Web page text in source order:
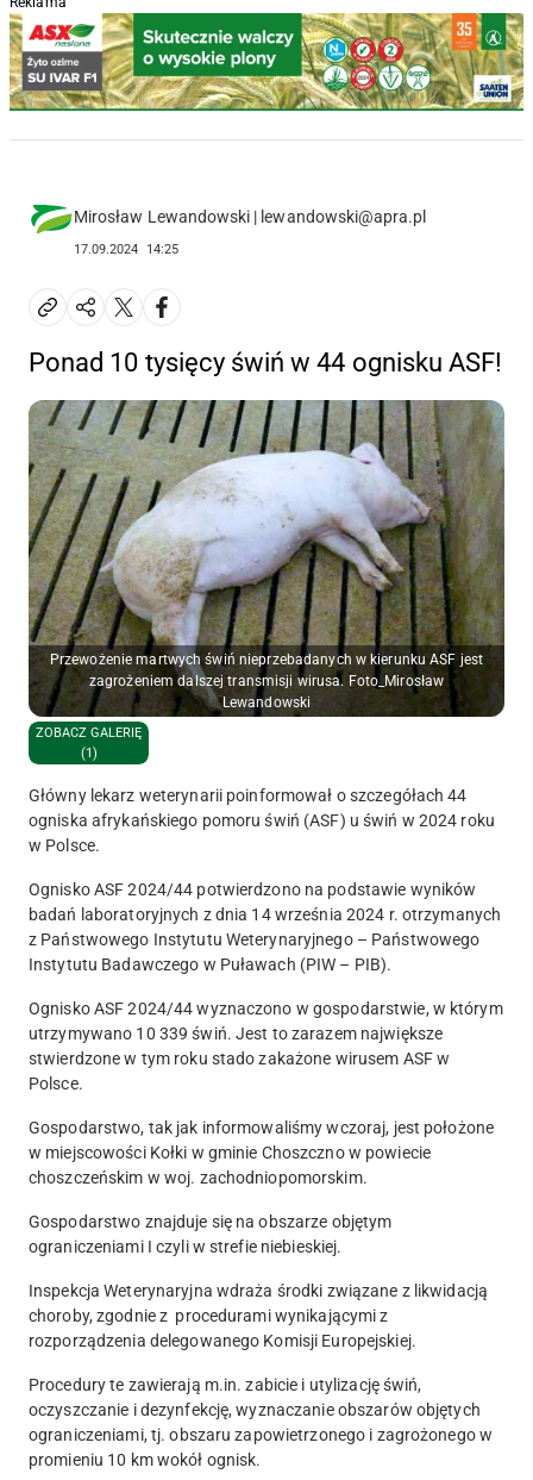
Mirosław Lewandowski | lewandowski@apra.pl
17.09.2024 14:25
Ponad 10 tysięcy świń w 44 ognisku ASF!
Przewożenie martwych świń nieprzebadanych w kierunku ASF jest
zagrożeniem dalszej transmisji wirusa. Foto_Mirosław
Lewandowski
ZOBACZ GALERIĘ
(1)
Główny lekarz weterynarii poinformował o szczegółach 44
ogniska afrykańskiego pomoru świń (ASF) u świń w 2024 roku
w Polsce.
Ognisko ASF 2024/44 potwierdzono na podstawie wyników
badań laboratoryjnych z dnia 14 września 2024 r. otrzymanych
z Państwowego Instytutu Weterynaryjnego – Państwowego
Instytutu Badawczego w Puławach (PIW – PIB).
Ognisko ASF 2024/44 wyznaczono w gospodarstwie, w którym
utrzymywano 10 339 świń. Jest to zarazem największe
stwierdzone w tym roku stado zakażone wirusem ASF w
Polsce.
Gospodarstwo, tak jak informowaliśmy wczoraj, jest położone
w miejscowości Kołki w gminie Choszcznow powiecie
choszczeńskim w woj. zachodniopomorskim.
Gospodarstwo znajduje się na obszarze objętym
ograniczeniami I czyli w strefie niebieskiej.
Inspekcja Weterynaryjna wdraża środki związane z likwidacją
choroby, zgodnie z procedurami wynikającymi z
rozporządzenia delegowanego Komisji Europejskiej.
Procedury te zawierają m.in. zabicie i utylizację świń,
oczyszczanie i dezynfekcję, wyznaczanie obszarów objętych
ograniczeniami, tj. obszaru zapowietrzonego i zagrożonego w
promieniu 10 km wokół ognisk.